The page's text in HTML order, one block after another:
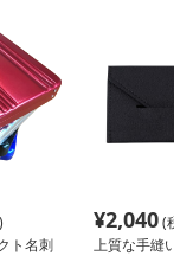
ト名刺
¥2,040(税
上質な手縫い